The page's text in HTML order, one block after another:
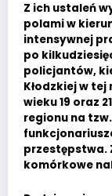
Z ich ustaleń
polami w
intensywnej
po
policjantów,
Kłodzkiej w
wieku 19 oraz
regionu na
przestępstwa.
komórkowe